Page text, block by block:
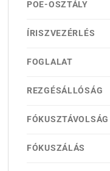
POE-OSZTÁLY
ÍRISZVEZÉRLÉS
FOGLALAT
REZGÉSÁLLÓSÁG
FÓKUSZTÁVOLSÁG
FÓKUSZÁLÁS